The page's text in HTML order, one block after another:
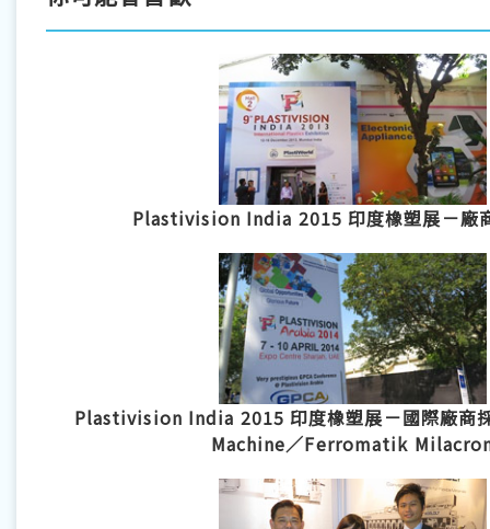
Plastivision India 2015 印度橡塑展－廠
Plastivision India 2015 印度橡塑展－國際廠商
Machine／Ferromatik